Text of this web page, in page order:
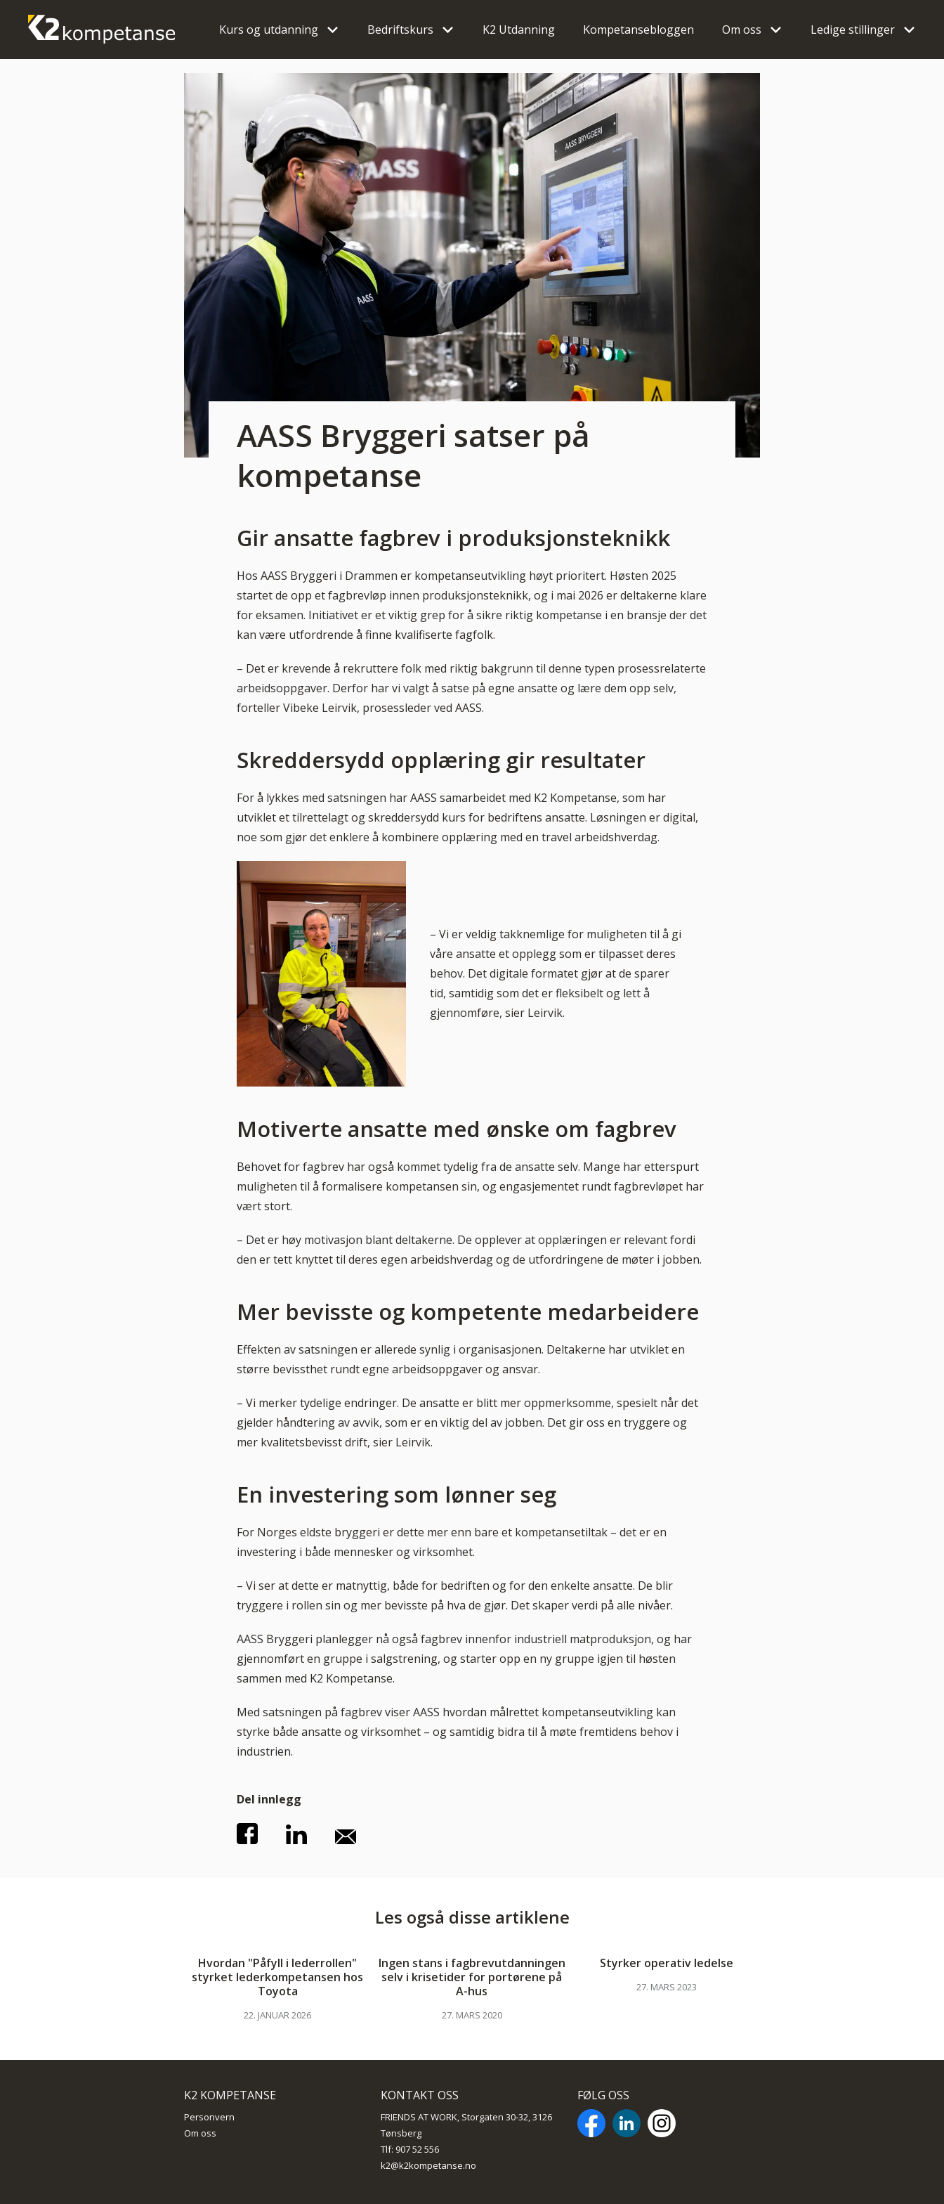
Kurs og utdanning Bedriftskurs K2 Utdanning Kompetansebloggen Om oss Ledige stillinger
AASS Bryggeri satser på
kompetanse
Gir ansatte fagbrev i produksjonsteknikk
Hos AASS Bryggeri i Drammen er kompetanseutvikling høyt prioritert. Høsten 2025
startet de opp et fagbrevløp innen produksjonsteknikk, og i mai 2026 er deltakerne klare
for eksamen. Initiativet er et viktig grep for å sikre riktig kompetanse i en bransje der det
kan være utfordrende å finne kvalifiserte fagfolk.
– Det er krevende å rekruttere folk med riktig bakgrunn til denne typen prosessrelaterte
arbeidsoppgaver. Derfor har vi valgt å satse på egne ansatte og lære dem opp selv,
forteller Vibeke Leirvik, prosessleder ved AASS.
Skreddersydd opplæring gir resultater
For å lykkes med satsningen har AASS samarbeidet med K2 Kompetanse, som har
utviklet et tilrettelagt og skreddersydd kurs for bedriftens ansatte. Løsningen er digital,
noe som gjør det enklere å kombinere opplæring med en travel arbeidshverdag.
– Vi er veldig takknemlige for muligheten til å gi
våre ansatte et opplegg som er tilpasset deres
behov. Det digitale formatet gjør at de sparer
tid, samtidig som det er fleksibelt og lett å
gjennomføre, sier Leirvik.
Motiverte ansatte med ønske om fagbrev
Behovet for fagbrev har også kommet tydelig fra de ansatte selv. Mange har etterspurt
muligheten til å formalisere kompetansen sin, og engasjementet rundt fagbrevløpet har
vært stort.
– Det er høy motivasjon blant deltakerne. De opplever at opplæringen er relevant fordi
den er tett knyttet til deres egen arbeidshverdag og de utfordringene de møter i jobben.
Mer bevisste og kompetente medarbeidere
Effekten av satsningen er allerede synlig i organisasjonen. Deltakerne har utviklet en
større bevissthet rundt egne arbeidsoppgaver og ansvar.
– Vi merker tydelige endringer. De ansatte er blitt mer oppmerksomme, spesielt når det
gjelder håndtering av avvik, som er en viktig del av jobben. Det gir oss en tryggere og
mer kvalitetsbevisst drift, sier Leirvik.
En investering som lønner seg
For Norges eldste bryggeri er dette mer enn bare et kompetansetiltak – det er en
investering i både mennesker og virksomhet.
– Vi ser at dette er matnyttig, både for bedriften og for den enkelte ansatte. De blir
tryggere i rollen sin og mer bevisste på hva de gjør. Det skaper verdi på alle nivåer.
AASS Bryggeri planlegger nå også fagbrev innenfor industriell matproduksjon, og har
gjennomført en gruppe i salgstrening, og starter opp en ny gruppe igjen til høsten
sammen med K2 Kompetanse.
Med satsningen på fagbrev viser AASS hvordan målrettet kompetanseutvikling kan
styrke både ansatte og virksomhet – og samtidig bidra til å møte fremtidens behov i
industrien.
Del innlegg
Les også disse artiklene
Hvordan "Påfyll i lederrollen"
styrket lederkompetansen hos
Toyota
22. JANUAR 2026
Ingen stans i fagbrevutdanningen
selv i krisetider for portørene på
A-hus
27. MARS 2020
Styrker operativ ledelse
27. MARS 2023
K2 KOMPETANSE
Personvern
Om oss
KONTAKT OSS
FRIENDS AT WORK, Storgaten 30-32, 3126
Tønsberg
Tlf: 907 52 556
k2@k2kompetanse.no
FØLG OSS